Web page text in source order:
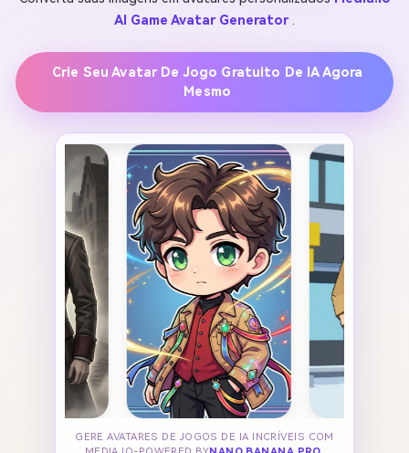
AI Game Avatar Generator .
Crie Seu Avatar De Jogo Gratuito De IA Agora
Mesmo
GERE AVATARES DE JOGOS DE IA INCRÍVEIS COM